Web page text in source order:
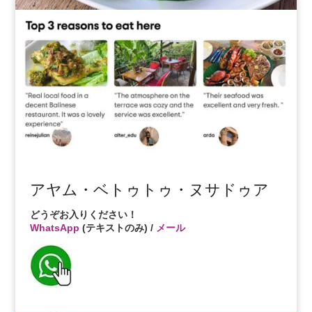
アヤム・ベトゥトゥ・ヌサドゥア
どうぞお入りください！
WhatsApp (テキストのみ) / メール